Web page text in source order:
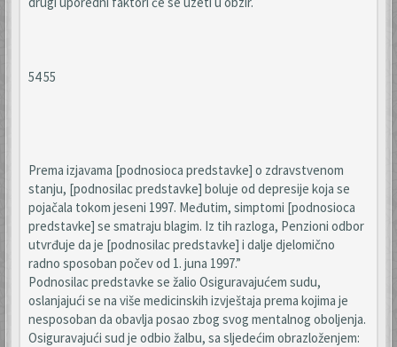
54 55
Prema izjavama [podnosioca predstavke] o zdravstvenom
stanju, [podnosilac predstavke] boluje od depresije koja se
pojačala tokom jeseni 1997. Međutim, simptomi [podnosioca
predstavke] se smatraju blagim. Iz tih razloga, Penzioni odbor
utvrđuje da je [podnosilac predstavke] i dalje djelomično
radno sposoban počev od 1. juna 1997.”
Podnosilac predstavke se žalio Osiguravajućem sudu,
oslanjajući se na više medicinskih izvještaja prema kojima je
nesposoban da obavlja posao zbog svog mentalnog oboljenja.
Osiguravajući sud je odbio žalbu, sa sljedećim obrazloženjem: